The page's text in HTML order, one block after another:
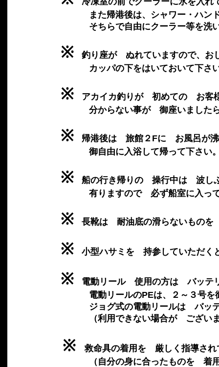
また帰港後は、シャワー・ハンドソ
そちらで自由にクーラー等を洗い
※
釣り座が ぬれていますので、お
カッパの下をはいておいて下さ
※
アカイカ釣りが 初めての お客
分からない事が 御座いましたら
※
帰港後は 旅館２Fに お風呂が
御自由に入浴して帰って下さい
※
船の行き帰りの 操行中は 波し
有りますので 必ず船室に入って
※ 長靴は 耐油底の滑らないものを
※ 小型ハサミを 持参していただ
※
電動リール 使用の方は バッテ
電動リールのPEは、２～３号を御
ジョグ式の電動リールは バッテリ
（利用できない場合が ございま
※
救命具の着用を 厳しく指導され
（自分の身に合ったものを 着用し